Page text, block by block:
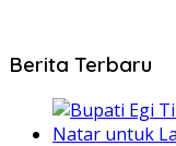
Berita Terbaru